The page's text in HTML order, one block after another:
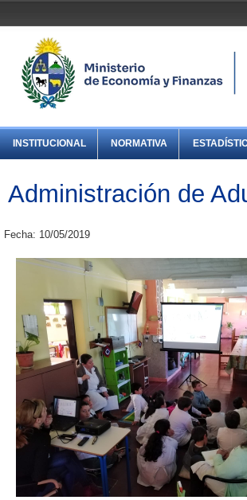
INSTITUCIONAL NORMATIVA
Administración de
Fecha: 10/05/2019